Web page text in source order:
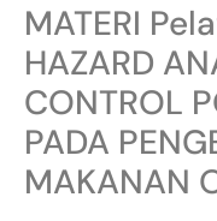
MATERI
HAZARD
CONTROL
PADA
MAKANAN